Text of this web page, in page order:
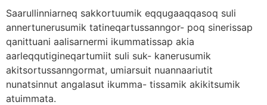
Saarullinniarneq sakkortuumik eqqugaaqqasoq suli
annertunerusumik tatineqartussanngor- poq sinerissap
qanittuani aalisarnermi ikummatissap akia
aarleqqutigineqartumiit suli suk- kanerusumik
akitsortussanngormat, umiarsuit nuannaariutit
nunatsinnut angalasut ikumma- tissamik akikitsumik
atuimmata.